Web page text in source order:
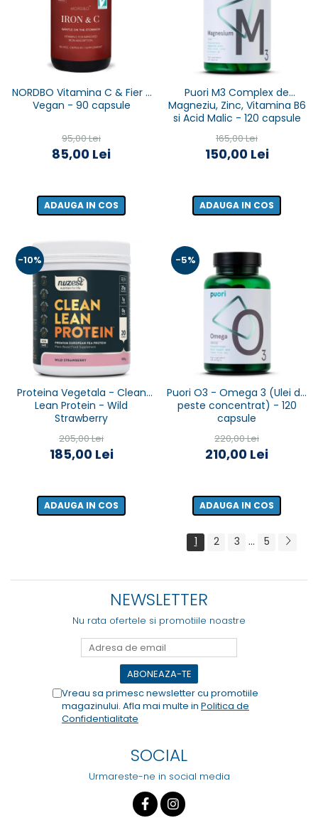
NORDBO Vitamina C & Fier -
Vegan - 90 capsule
95,00 Lei
85,00 Lei
ADAUGA IN COS
Puori M3 Complex de
Magneziu, Zinc, Vitamina B6
si Acid Malic - 120 capsule
165,00 Lei
150,00 Lei
ADAUGA IN COS
-10%
Proteina Vegetala - Clean
Lean Protein - Wild
Strawberry
205,00 Lei
185,00 Lei
ADAUGA IN COS
-5%
Puori O3 - Omega 3 (Ulei de
peste concentrat) - 120
capsule
220,00 Lei
210,00 Lei
ADAUGA IN COS
1 2 3 ... 5
NEWSLETTER
Nu rata ofertele si promotiile noastre
Vreau sa primesc newsletter cu promotiile
magazinului. Afla mai multe in Politica de
Confidentialitate
SOCIAL
Urmareste-ne in social media